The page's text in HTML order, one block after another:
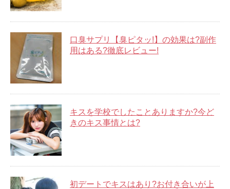
口臭サプリ【臭ピタッ!】の効果は?副作
用はある?徹底レビュー!
キスを学校でしたことありますか?今ど
きのキス事情とは?
初デートでキスはあり?お付き合いが上